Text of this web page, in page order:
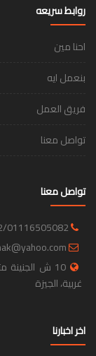
روابط سريعه
احنا مين
بنعمل ايه
فريق العمل
تواصل معنا
تواصل معنا
01116505082
10 ش
غربية، الجيزة
اخر اخبارنا